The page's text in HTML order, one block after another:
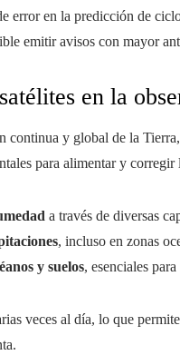
error en la predicción de
emitir avisos con mayor
en la
continua y global de la
para alimentar y corregir
a través de diversas
, incluso en zonas
y suelos, esenciales
veces al día, lo que